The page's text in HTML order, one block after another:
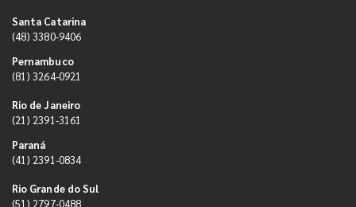
Santa Catarina
(48) 3380-9406
Pernambuco
(81) 3264-0921
Rio de Janeiro
(21) 2391-3161
Paraná
(41) 2391-0834
Rio Grande do Sul
(51) 2797-0488